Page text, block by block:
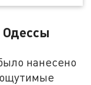
нанесено